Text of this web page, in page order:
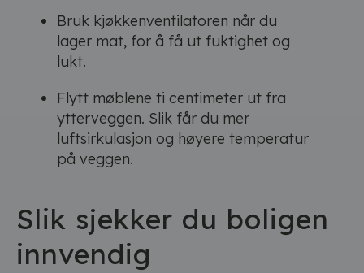
Bruk kjøkkenventilatoren når du
lager mat, for å få ut fuktighet og
lukt.
Flytt møblene ti centimeter ut fra
ytterveggen. Slik får du mer
luftsirkulasjon og høyere temperatur
på veggen.
Slik sjekker du boligen
innvendig